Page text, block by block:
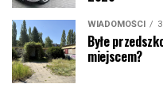
WIADOMOŚCI
Byłe
miejscem?